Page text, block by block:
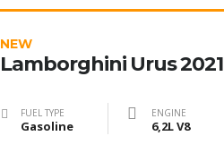
NEW
Lamborghini Urus 2021
FUEL TYPE
Gasoline
ENGINE
6,2L V8